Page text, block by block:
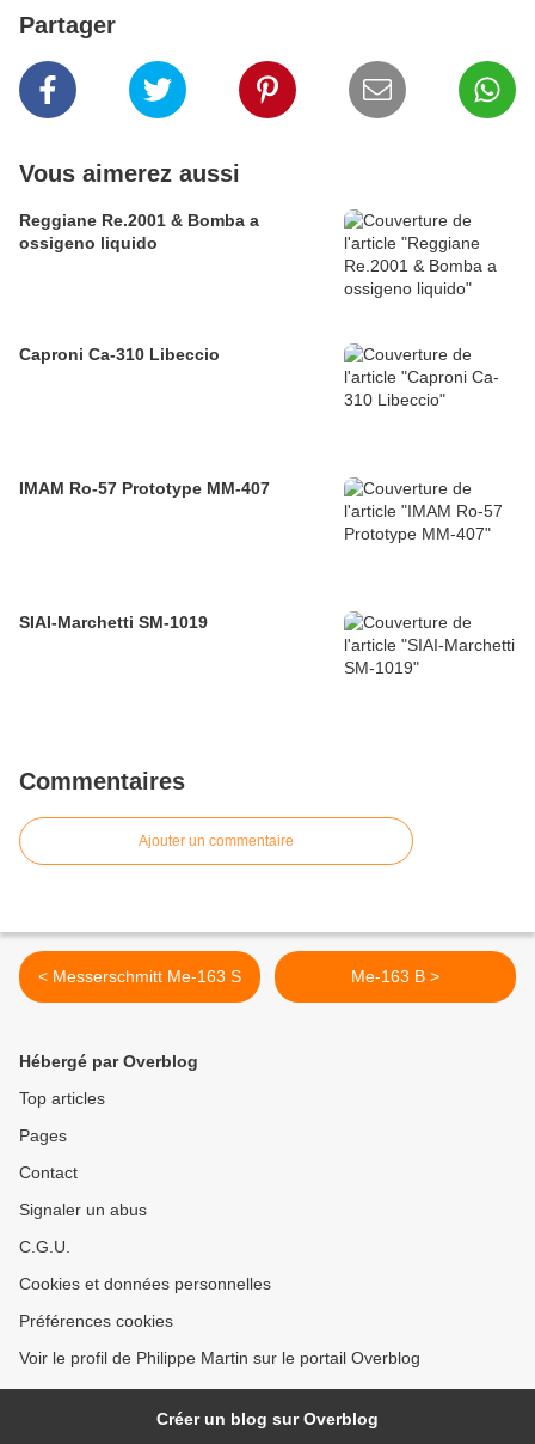
Partager
Vous aimerez aussi
Reggiane Re.2001 & Bomba a
ossigeno liquido
Caproni Ca-310 Libeccio
IMAM Ro-57 Prototype MM-407
SIAI-Marchetti SM-1019
Commentaires
Ajouter un commentaire
< Messerschmitt Me-163 S Me-163 B >
Hébergé par Overblog
Top articles
Pages
Contact
Signaler un abus
C.G.U.
Cookies et données personnelles
Préférences cookies
Voir le profil de Philippe Martin sur le portail Overblog
Créer un blog sur Overblog